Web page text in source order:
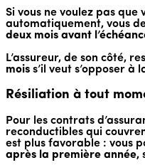
Si vous ne voulez pas
automatiquement, vous
deux mois avant
L’assureur, de son côté,
mois s’il veut s’opposer
Résiliation à tout
Pour les contrats
reconductibles qui
est plus favorable : vous
après la première année,